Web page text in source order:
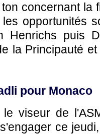
concernant la
opportunités
Henrichs puis
la Principauté
pour Monaco
viseur de
ce